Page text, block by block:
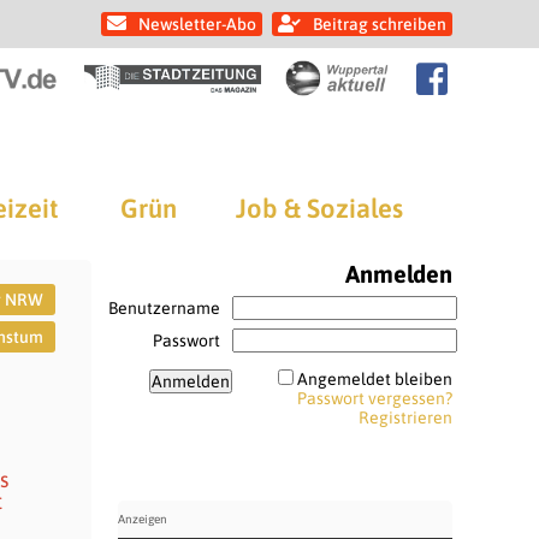
Newsletter-Abo Beitrag schreiben
Grün Job & Soziales
Anmelden
Benutzername
Passwort
Angemeldet bleiben
Passwort vergessen?
Registrieren